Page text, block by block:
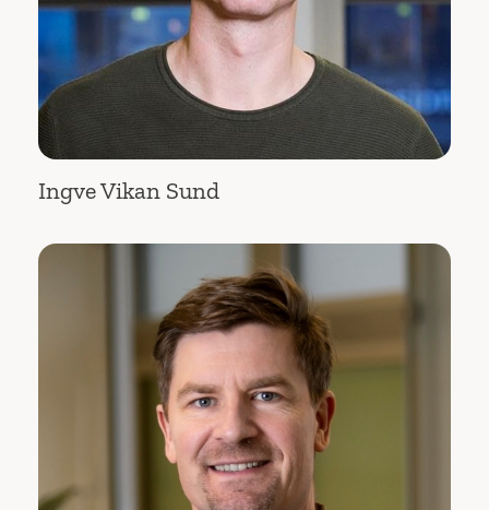
Ingve Vikan Sund